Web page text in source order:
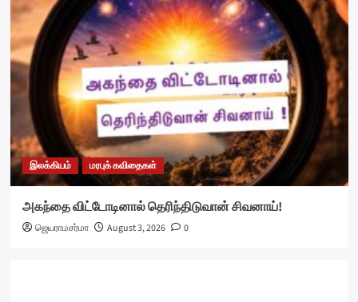
இலக்கியம் மரபுக் கவிதைகள்
அகந்தை விட்டோடினால் தெரிந்திடுவான் சிவனாய்!
ஜெயராமசர்மா August 3, 2026 0